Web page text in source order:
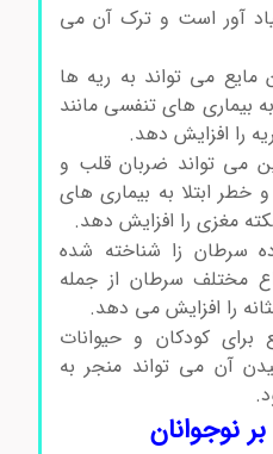
آور است و ترک آن می
می تواند به ریه ها
های تنفسی مانند
را افزایش دهد.
تواند ضربان قلب و
ابتلا به بیماری های
مغزی را افزایش دهد.
زا شناخته شده
مختلف سرطان از جمله
را افزایش می دهد.
کودکان و حیوانات
می تواند منجر به
نوجوانان